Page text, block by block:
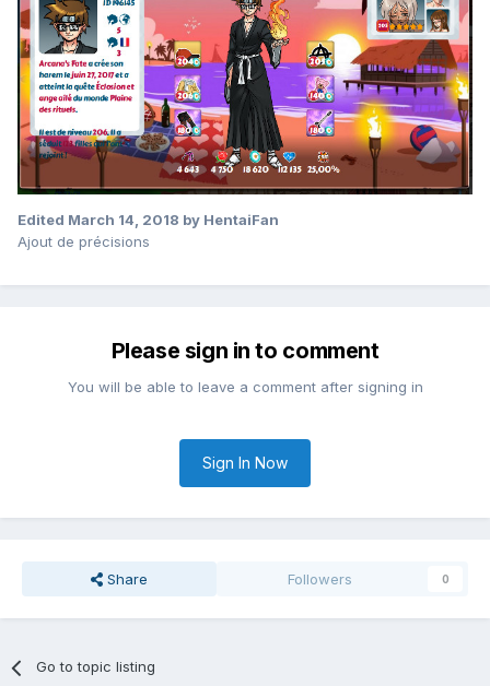
Edited March 14, 2018 by HentaiFan
Ajout de précisions
Please sign in to comment
You will be able to leave a comment after signing in
Sign In Now
Share Followers 0
Go to topic listing